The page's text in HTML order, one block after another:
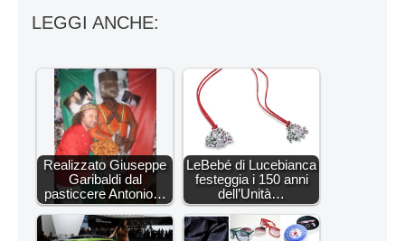
LEGGI ANCHE:
Realizzato Giuseppe
Garibaldi dal
pasticcere Antonio…
LeBebé di Lucebianca
festeggia i 150 anni
dell’Unità…